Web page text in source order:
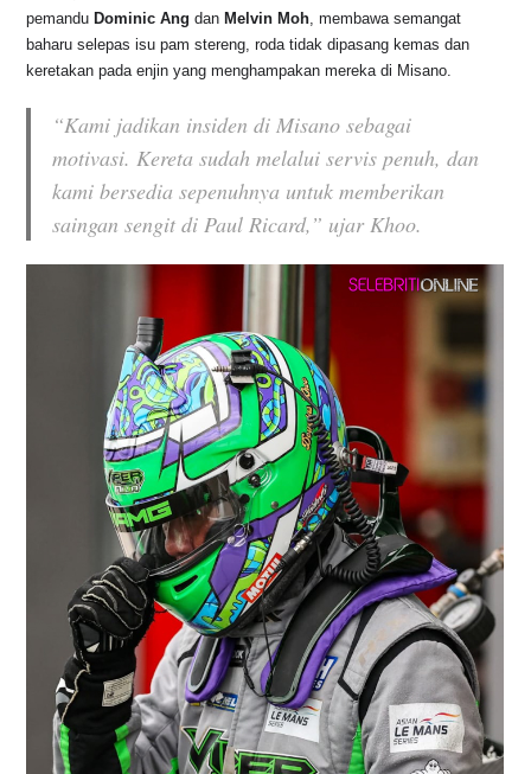
pemandu Dominic Ang dan Melvin Moh, membawa semangat
baharu selepas isu pam stereng, roda tidak dipasang kemas dan
keretakan pada enjin yang menghampakan mereka di Misano.
“Kami jadikan insiden di Misano sebagai
motivasi. Kereta sudah melalui servis penuh, dan
kami bersedia sepenuhnya untuk memberikan
saingan sengit di Paul Ricard,” ujar Khoo.